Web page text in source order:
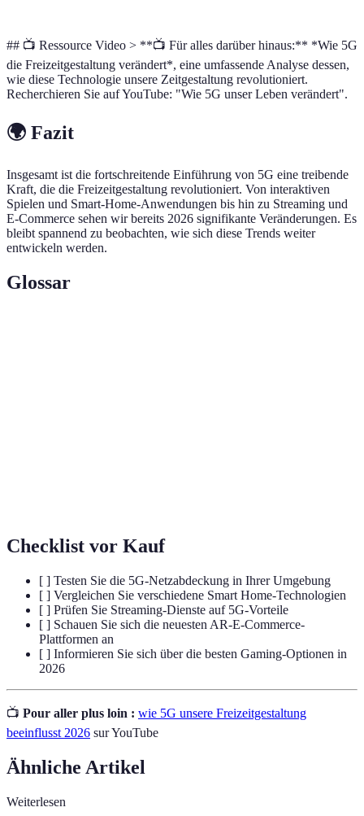
## 📺 Ressource Video > **📺 Für alles darüber hinaus:** *Wie 5G
die Freizeitgestaltung verändert*, eine umfassende Analyse dessen,
wie diese Technologie unsere Zeitgestaltung revolutioniert.
Recherchieren Sie auf YouTube: "Wie 5G unser Leben verändert".
🌍 Fazit
Insgesamt ist die fortschreitende Einführung von 5G eine treibende
Kraft, die die Freizeitgestaltung revolutioniert. Von interaktiven
Spielen und Smart-Home-Anwendungen bis hin zu Streaming und
E-Commerce sehen wir bereits 2026 signifikante Veränderungen. Es
bleibt spannend zu beobachten, wie sich diese Trends weiter
entwickeln werden.
Glossar
Checklist vor Kauf
[ ] Testen Sie die 5G-Netzabdeckung in Ihrer Umgebung
[ ] Vergleichen Sie verschiedene Smart Home-Technologien
[ ] Prüfen Sie Streaming-Dienste auf 5G-Vorteile
[ ] Schauen Sie sich die neuesten AR-E-Commerce-
Plattformen an
[ ] Informieren Sie sich über die besten Gaming-Optionen in
2026
📺 Pour aller plus loin : wie 5G unsere Freizeitgestaltung
beeinflusst 2026 sur YouTube
Ähnliche Artikel
Weiterlesen